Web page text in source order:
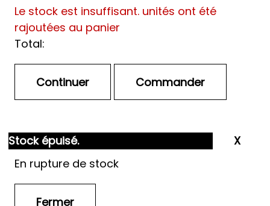
Le stock est insuffisant. unités ont été
rajoutées au panier
Total:
Stock épuisé.
En rupture de stock